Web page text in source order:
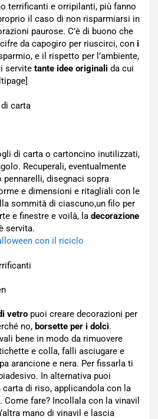
terrificanti e orripilanti, più fanno
il caso di non risparmiarsi in
paurose. C’è di buono che
da capogiro per riuscirci, con i
e il rispetto per l’ambiente,
servite tante idee originali da cui
carta
di carta o cartoncino inutilizzati,
Recuperali, eventualmente
disegnaci sopra
e dimensioni e ritagliali con le
sommità di ciascuno,un filo per
e finestre e voilà, la decorazione
servita.
con il riciclo
vetro puoi creare decorazioni per
no, borsette per i dolci.
bene in modo da rimuovere
e colla, falli asciugare e
arancione e nera. Per fissarla ti
In alternativa puoi
di riso, applicandola con la
Come fare? Incollala con la vinavil
mano di vinavil e lascia